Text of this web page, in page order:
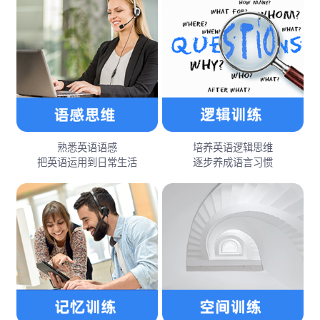
熟悉英语语感
把英语运用到日常生活
培养英语逻辑思维
逐步养成语言习惯